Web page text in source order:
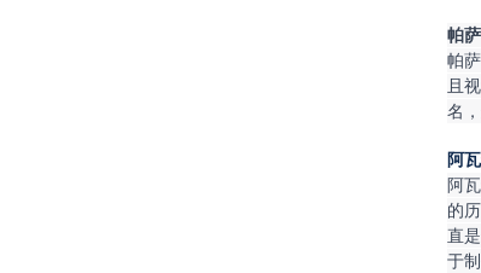
帕
帕
且
名
阿
阿
的
直
于